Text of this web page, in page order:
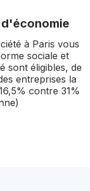
à Paris vous
sociale et
sont éligibles, de
entreprises la
contre 31%